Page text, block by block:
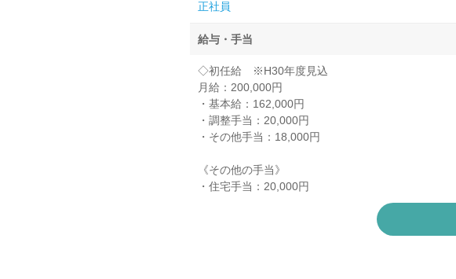
正社員
給与・手当
◇初任給 ※H30年度見込
月給：200,000円
・基本給：162,000円
・調整手当：20,000円
・その他手当：18,000円
《その他の手当》
・住宅手当：20,000円